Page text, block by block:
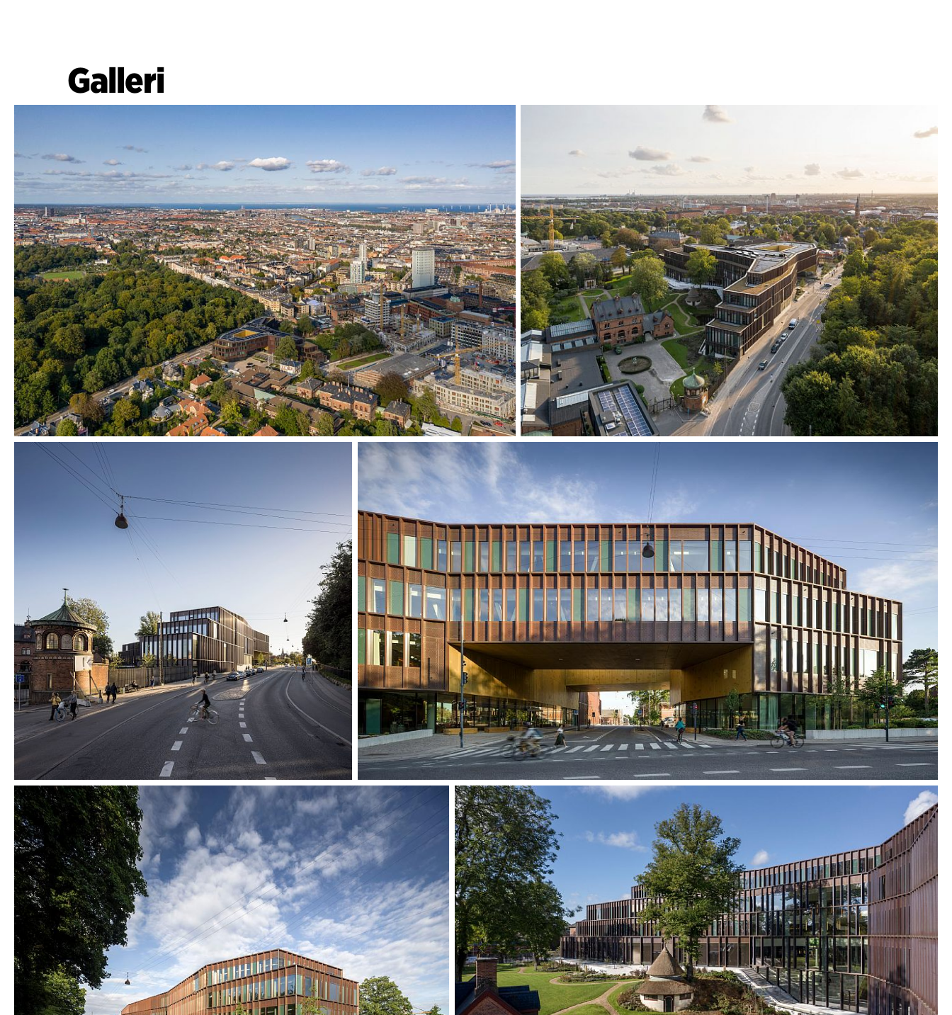
med en knekk. Resultatet er en bygning som skånsomt innpasser
Bygningen er bærekraftig og har bærekraftige løsninger. Den er
fasadens lameller belagt med resirkulert kobber, og bygningen er
bygd i samsvar med København kommunes bygningsklasse 2020.
Galleri